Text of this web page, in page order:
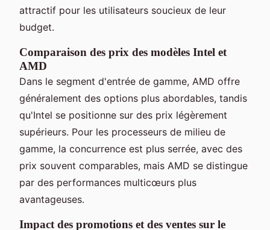
attractif pour les utilisateurs soucieux de leur
budget.
Comparaison des prix des modèles Intel et
AMD
Dans le segment d'entrée de gamme, AMD offre
généralement des options plus abordables, tandis
qu'Intel se positionne sur des prix légèrement
supérieurs. Pour les processeurs de milieu de
gamme, la concurrence est plus serrée, avec des
prix souvent comparables, mais AMD se distingue
par des performances multicœurs plus
avantageuses.
Impact des promotions et des ventes sur le